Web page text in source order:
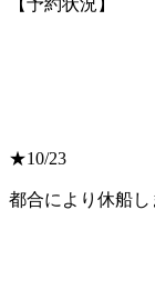
【予約状況】
★10/23
都合により休船し